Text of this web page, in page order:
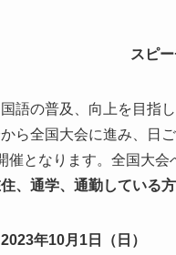
スピ
語の普及、向上を目指
ら全国大会に進み、日
催となります。全国大会
、通学、通勤している
年10月1日（日）